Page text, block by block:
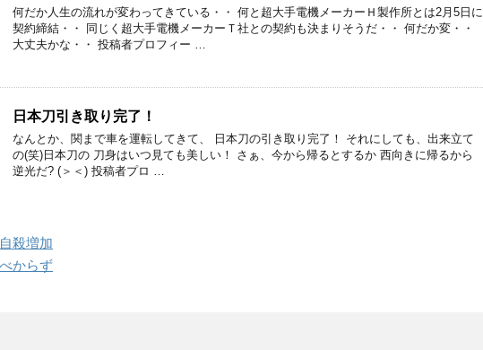
何だか人生の流れが変わってきている・・ 何と超大手電機メーカーＨ製作所とは2月5日に
契約締結・・ 同じく超大手電機メーカーＴ社との契約も決まりそうだ・・ 何だか変・・
大丈夫かな・・ 投稿者プロフィー …
日本刀引き取り完了！
なんとか、関まで車を運転してきて、 日本刀の引き取り完了！ それにしても、出来立て
の(笑)日本刀の 刀身はいつ見ても美しい！ さぁ、今から帰るとするか 西向きに帰るから
逆光だ? (＞＜) 投稿者プロ …
殺増加
からず